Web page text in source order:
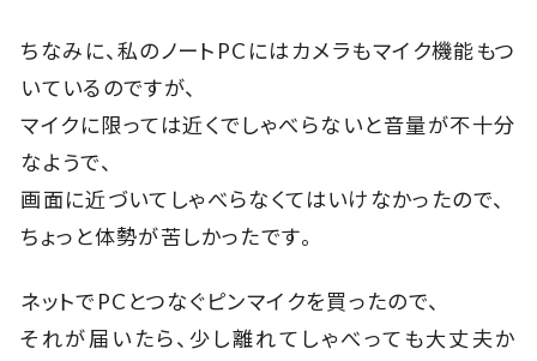
ちなみに、私のノートPCにはカメラもマイク機能もつ
いているのですが、
マイクに限っては近くでしゃべらないと音量が不十分
なようで、
画面に近づいてしゃべらなくてはいけなかったので、
ちょっと体勢が苦しかったです。
ネットでPCとつなぐピンマイクを買ったので、
それが届いたら、少し離れてしゃべっても大丈夫か